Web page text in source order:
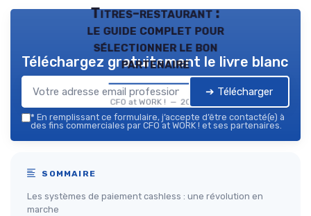
Titres-restaurant :
le guide complet pour
sélectionner le bon
partenaire
CFO at WORK ! — 2026
Téléchargez gratuitement le livre blanc
➔ Télécharger
* En remplissant ce formulaire, j’accepte d’être contacté(e) à
des fins commerciales par CFO at WORK ! et ses partenaires.
SOMMAIRE
Les systèmes de paiement cashless : une révolution en
marche